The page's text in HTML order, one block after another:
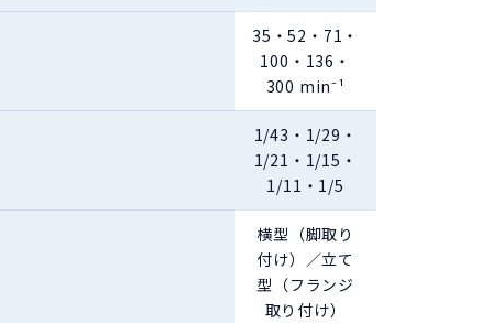
35・52・71・
100・136・
300 min⁻¹
1/43・1/29・
1/21・1/15・
1/11・1/5
横型（脚取り
付け）／立て
型（フランジ
取り付け）